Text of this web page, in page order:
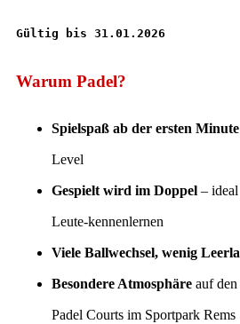
Gültig bis 31.01.2026
Warum Padel?
Spielspaß ab der ersten Minute
Level
Gespielt wird im Doppel –
Leute-kennenlernen
Viele Ballwechsel, wenig
Besondere Atmosphäre auf
Padel Courts im Sportpark Rems